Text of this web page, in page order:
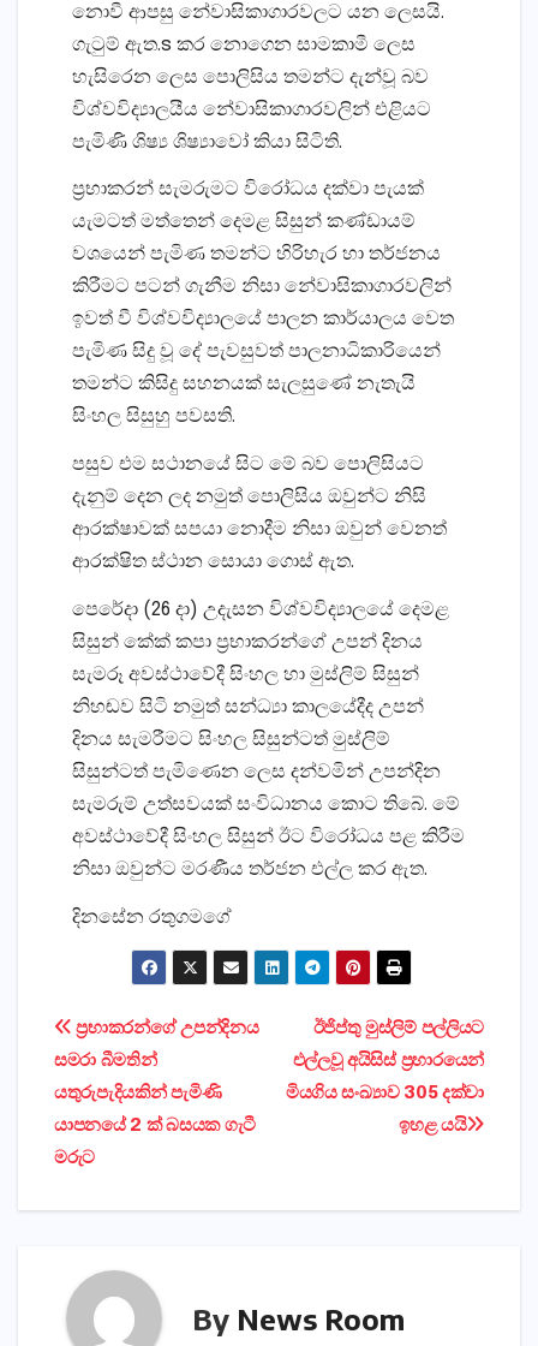
නොවී ආපසු නේවාසිකාගාරවලට යන ලෙසයි.
ගැටුම් ඇත.s කර නොගෙන සාමකාමී ලෙස
හැසිරෙන ලෙස පොලිසිය තමන්ට දැන්වූ බව
විශ්වවිද්‍යාලයීය නේවාසිකාගාරවලින් එළියට
පැමිණි ශිෂ්‍ය ශිෂ්‍යාවෝ කියා සිටිති.
ප්‍රභාකරන් සැමරුමට විරෝධය දක්‌වා පැයක්‌
යැමටත් මත්තෙන් දෙමළ සිසුන් කණ්‌ඩායම්
වශයෙන් පැමිණ තමන්ට හිරිහැර හා තර්ජනය
කිරීමට පටන් ගැනීම නිසා නේවාසිකාගාරවලින්
ඉවත් වී විශ්වවිද්‍යාලයේ පාලන කාර්යාලය වෙත
පැමිණ සිදු වූ දේ පැවසුවත් පාලනාධිකාරියෙන්
තමන්ට කිසිදු සහනයක්‌ සැලසුණේ නැතැයි
සිංහල සිසුහු පවසති.
පසුව එම සථානයේ සිට මේ බව පොලිසියට
දැනුම් දෙන ලද නමුත් පොලිසිය ඔවුන්ට නිසි
ආරක්‌ෂාවක්‌ සපයා නොදීම නිසා ඔවුන් වෙනත්
ආරක්‌ෂිත ස්‌ථාන සොයා ගොස්‌ ඇත.
පෙරේදා (26 දා) උදැසන විශ්වවිද්‍යාලයේ දෙමළ
සිසුන් කේක්‌ කපා ප්‍රභාකරන්ගේ උපන් දිනය
සැමරූ අවස්‌ථාවේදී සිංහල හා මුස්‌ලිම් සිසුන්
නිහඬව සිටි නමුත් සන්ධ්‍යා කාලයේදීද උපන්
දිනය සැමරීමට සිංහල සිසුන්ටත් මුස්‌ලිම්
සිසුන්ටත් පැමිණෙන ලෙස දන්වමින් උපන්දින
සැමරුම් උත්සවයක්‌ සංවිධානය කොට තිබේ. මේ
අවස්‌ථාවේදී සිංහල සිසුන් ඊට විරෝධය පළ කිරීම
නිසා ඔවුන්ට මරණීය තර්ජන එල්ල කර ඇත.
දිනසේන රතුගමගේ
Post
navigation
ඊජිප්තු මුස්‌ලිම් පල්ලියට
එල්ලවූ අයිසිස්‌ ප්‍රහාරයෙන්
මියගිය සංඛ්‍යාව 305 දක්‌වා
ඉහළ යයි
ප්‍රභාකරන්ගේ උපන්දිනය
සමරා බීමතින්
යතුරුපැදියකින් පැමිණි
යාපනයේ 2 ක්‌ බසයක ගැටී
මරුට
By News Room